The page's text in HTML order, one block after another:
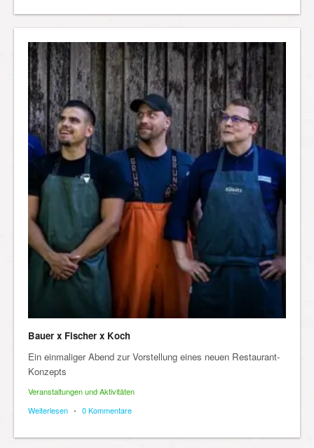
Bauer x Fischer x Koch
Ein einmaliger Abend zur Vorstellung eines neuen Restaurant-
Konzepts
Veranstaltungen und Aktivitäten
Weiterlesen • 0 Kommentare